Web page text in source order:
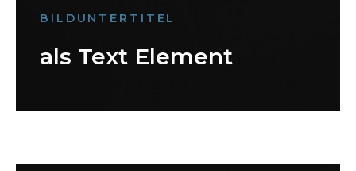
BILDUNTERTITEL
als Text Element